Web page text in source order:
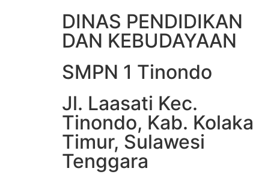
DINAS PENDIDIKAN
DAN KEBUDAYAAN
SMPN 1 Tinondo
Jl. Laasati Kec.
Tinondo, Kab. Kolaka
Timur, Sulawesi
Tenggara